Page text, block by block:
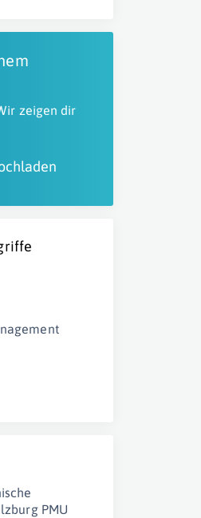
zeigen dir
PMU